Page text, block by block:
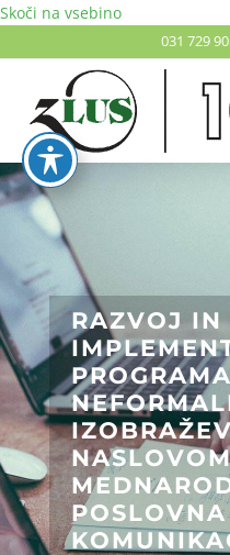
Skoči na vsebino
031 729
RAZVOJ IN
POSLOVNA